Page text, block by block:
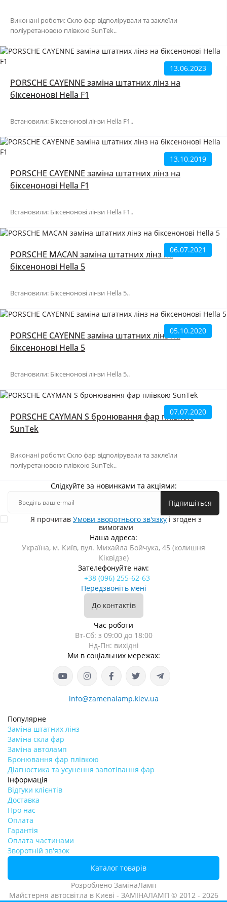
Виконані роботи: Скло фар відполірували та заклеїли
поліуретановою плівкою SunTek..
13.06.2023
PORSCHE CAYENNE заміна штатних лінз на
біксенонові Hella F1
Встановили: Біксенонові лінзи Hella F1..
13.10.2019
PORSCHE CAYENNE заміна штатних лінз на
біксенонові Hella F1
Встановили: Біксенонові лінзи Hella F1..
06.07.2021
PORSCHE MACAN заміна штатних лінз на
біксенонові Hella 5
Встановили: Біксенонові лінзи Hella 5..
05.10.2020
PORSCHE CAYENNE заміна штатних лінз на
біксенонові Hella 5
Встановили: Біксенонові лінзи Hella 5..
07.07.2020
PORSCHE CAYMAN S бронювання фар плівкою
SunTek
Виконані роботи: Скло фар відполірували та заклеїли
поліуретановою плівкою SunTek..
Слідкуйте за новинками та акціями:
Підпишіться
Я прочитав Умови зворотнього зв'язку і згоден з
вимогами
Наша адреса:
Україна, м. Київ, вул. Михайла Бойчука, 45 (колишня
Кіквідзе)
Зателефонуйте нам:
+38 (096) 255-62-63
Передзвоніть мені
До контактів
Час роботи
Вт-Сб: з 09:00 до 18:00
Нд-Пн: вихідні
Ми в соціальних мережах:
info@zamenalamp.kiev.ua
Популярне
Заміна штатних лінз
Заміна скла фар
Заміна автоламп
Бронювання фар плівкою
Діагностика та усунення запотівання фар
Інформація
Відгуки клієнтів
Доставка
Про нас
Оплата
Гарантія
Оплата частинами
Зворотній зв'язок
Каталог товарів
Розроблено ЗамінаЛамп
Майстерня автосвітла в Києві - ЗАМІНАЛАМП © 2012 - 2026